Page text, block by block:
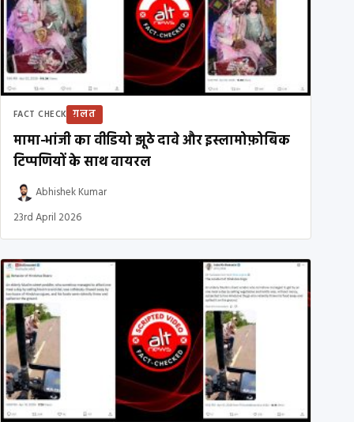
FACT CHECK ग़लत
मामा-भांजी का वीडियो झूठे दावे और इस्लामोफ़ोबिक
टिप्पणियों के साथ वायरल
Abhishek Kumar
23rd April 2026